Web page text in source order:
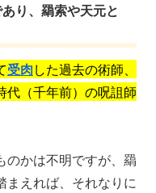
り、羂索や天元と
受肉した過去の術師、
代（千年前）の呪詛師
のかは不明ですが、羂
まえれば、それなりに